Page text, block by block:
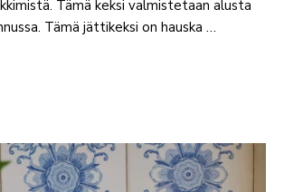
Tämä keksi valmistetaan alusta
Tämä jättikeksi on hauska …